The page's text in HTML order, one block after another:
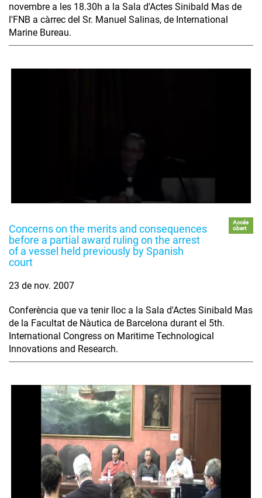
novembre a les 18.30h a la Sala d'Actes Sinibald Mas de
l'FNB a càrrec del Sr. Manuel Salinas, de International
Marine Bureau.
Concerns on the merits and consequences
before a partial award ruling on the arrest
of a vessel held previously by Spanish
court
Accés
obert
23 de nov. 2007
Conferència que va tenir lloc a la Sala d'Actes Sinibald Mas
de la Facultat de Nàutica de Barcelona durant el 5th.
International Congress on Maritime Technological
Innovations and Research.